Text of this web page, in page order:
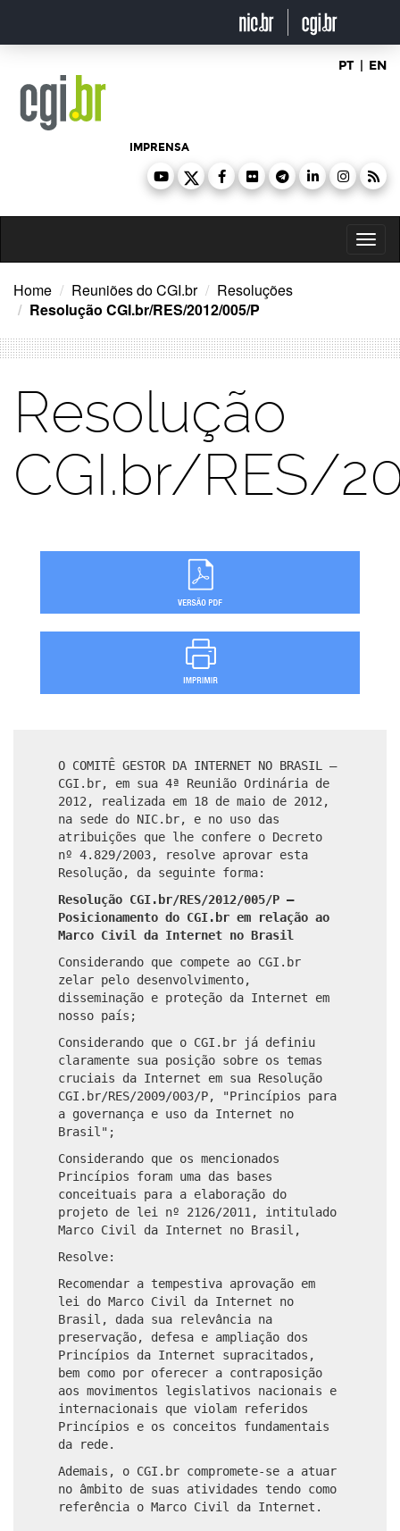
o
PT | EN
IMPRENSA
Home Reuniões do CGI.br
Resoluções
Resolução CGI.br/RES/2012/005/P
Resolução
CGI.br/RES/
O COMITÊ GESTOR DA INTERNET NO BRASIL –
CGI.br, em sua 4ª Reunião Ordinária de
2012, realizada em 18 de maio de 2012,
na sede do NIC.br, e no uso das
atribuições que lhe confere o Decreto
nº 4.829/2003, resolve aprovar esta
Resolução, da seguinte forma:
Resolução CGI.br/RES/2012/005/P –
Posicionamento do CGI.br em relação ao
Marco Civil da Internet no Brasil
Considerando que compete ao CGI.br
zelar pelo desenvolvimento,
disseminação e proteção da Internet em
nosso país;
Considerando que o CGI.br já definiu
claramente sua posição sobre os temas
cruciais da Internet em sua Resolução
CGI.br/RES/2009/003/P, "Princípios para
a governança e uso da Internet no
Brasil";
Considerando que os mencionados
Princípios foram uma das bases
conceituais para a elaboração do
projeto de lei nº 2126/2011, intitulado
Marco Civil da Internet no Brasil,
Resolve:
Recomendar a tempestiva aprovação em
lei do Marco Civil da Internet no
Brasil, dada sua relevância na
preservação, defesa e ampliação dos
Princípios da Internet supracitados,
bem como por oferecer a contraposição
aos movimentos legislativos nacionais e
internacionais que violam referidos
Princípios e os conceitos fundamentais
da rede.
Ademais, o CGI.br compromete-se a atuar
no âmbito de suas atividades tendo como
referência o Marco Civil da Internet.